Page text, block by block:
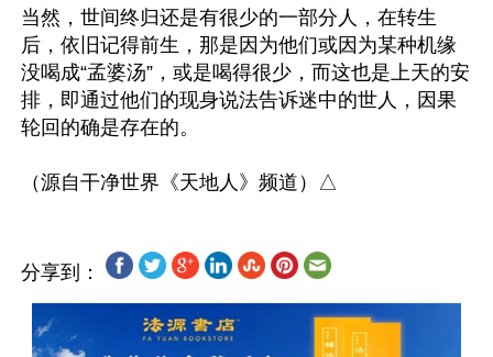
当然，世间终归还是有很少的一部分人，在转生
后，依旧记得前生，那是因为他们或因为某种机缘
没喝成“孟婆汤”，或是喝得很少，而这也是上天的安
排，即通过他们的现身说法告诉迷中的世人，因果
轮回的确是存在的。
分享到：